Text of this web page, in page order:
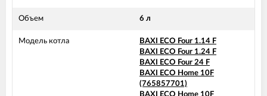
Объем 6 л
Модель котла
BAXI ECO Four 1.14 F
BAXI ECO Four 1.24 F
BAXI ECO Four 24 F
BAXI ECO Home 10F
(765857701)